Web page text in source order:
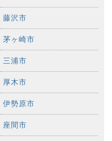
藤沢市
茅ヶ崎市
三浦市
厚木市
伊勢原市
座間市